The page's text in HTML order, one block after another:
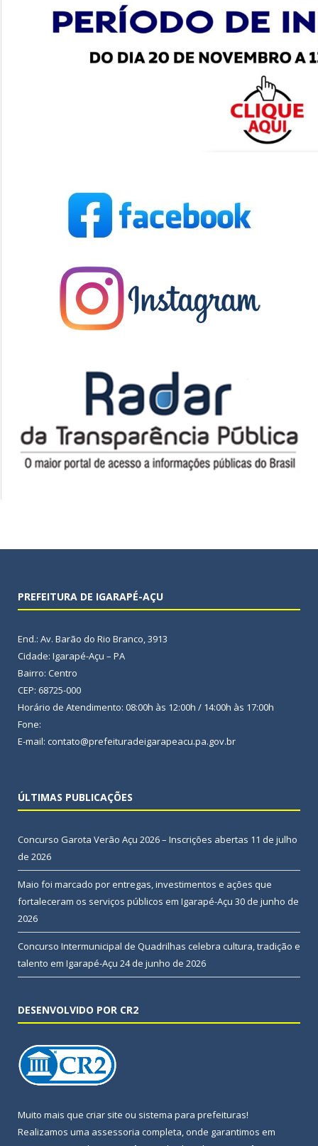
PREFEITURA DE IGARAPÉ-AÇU
End.: Av. Barão do Rio Branco, 3913
Cidade: Igarapé-Açu – PA
Bairro: Centro
CEP: 68725-000
Horário de Atendimento: 08:00h às 12:00h / 14:00h às 17:00h
Fone:
E-mail: contato@prefeituradeigarapeacu.pa.gov.br
ÚLTIMAS PUBLICAÇÕES
Concurso Garota Verão Açu 2026 – Inscrições abertas 11 de julho
de 2026
Maio foi marcado por entregas, investimentos e ações que
fortaleceram os serviços públicos em Igarapé-Açu 30 de junho de
2026
Concurso Intermunicipal de Quadrilhas celebra cultura, tradição e
talento em Igarapé-Açu 24 de junho de 2026
DESENVOLVIDO POR CR2
Muito mais que criar site ou sistema para prefeituras!
Realizamos uma assessoria completa, onde garantimos em